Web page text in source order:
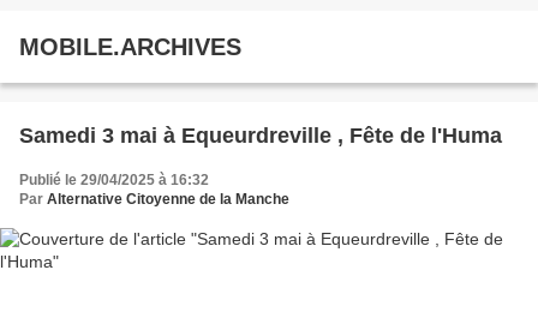
MOBILE.ARCHIVES
Samedi 3 mai à Equeurdreville , Fête de l'Huma
Publié le 29/04/2025 à 16:32
Par Alternative Citoyenne de la Manche